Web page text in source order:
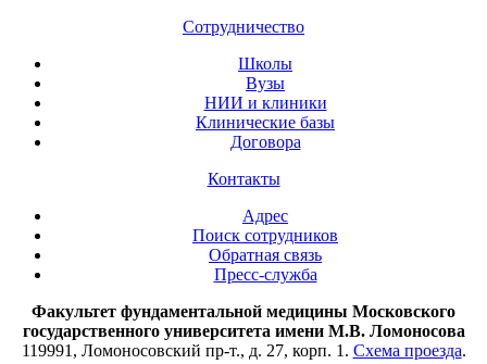
Сотрудничество
Школы
Вузы
НИИ и клиники
Клинические базы
Договора
Контакты
Адрес
Поиск сотрудников
Обратная связь
Пресс-служба
Факультет фундаментальной медицины Московского
государственного университета имени М.В. Ломоносова
119991, Ломоносовский пр-т., д. 27, корп. 1. Схема проезда.